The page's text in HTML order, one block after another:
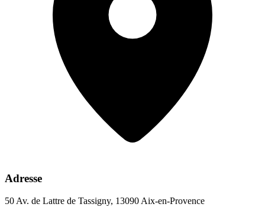
Adresse
50 Av. de Lattre de Tassigny, 13090 Aix-en-Provence